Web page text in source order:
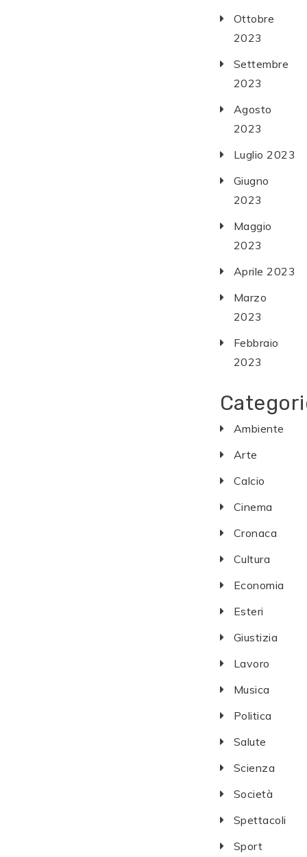
Ottobre
2023
Settembre
2023
Agosto
2023
Luglio 2023
Giugno
2023
Maggio
2023
Aprile 2023
Marzo
2023
Febbraio
2023
Ambiente
Arte
Calcio
Cinema
Cronaca
Cultura
Economia
Esteri
Giustizia
Lavoro
Musica
Politica
Salute
Scienza
Società
Spettacoli
Sport